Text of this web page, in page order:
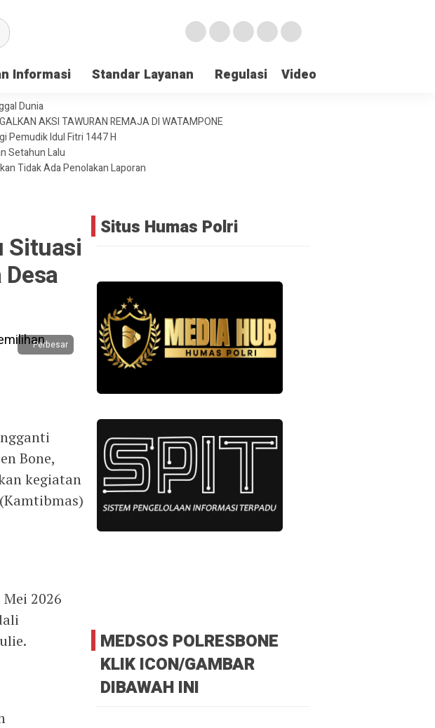
Informasi Standar Layanan Regulasi Video
Dunia
AKSI TAWURAN REMAJA DI WATAMPONE
Pemudik Idul Fitri 1447 H
Setahun Lalu
Tidak Ada Penolakan Laporan
Situasi
Perbesar
Bone,
kegiatan
2026
Situs Humas Polri
MEDSOS POLRESBONE
KLIK ICON/GAMBAR
DIBAWAH INI